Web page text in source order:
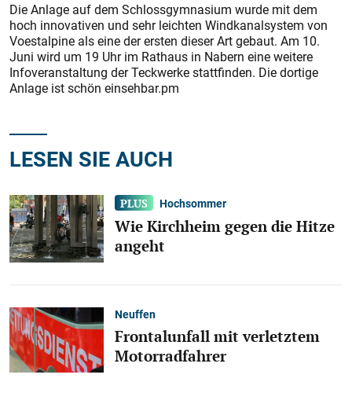
Die Anlage auf dem Schlossgymnasium wurde mit dem
hoch innovativen und sehr leichten Windkanalsystem von
Voestalpine als eine der ersten dieser Art gebaut. Am 10.
Juni wird um 19 Uhr im Rathaus in Nabern eine weitere
Infoveranstaltung der Teckwerke stattfinden. Die dortige
Anlage ist schön einsehbar.pm
LESEN SIE AUCH
Hochsommer
Wie Kirchheim gegen die Hitze
angeht
Neuffen
Frontalunfall mit verletztem
Motorradfahrer